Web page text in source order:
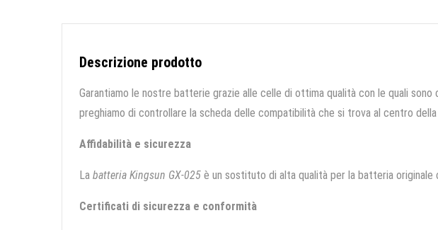
Descrizione prodotto
Garantiamo le nostre batterie grazie alle celle di ottima qualità con le quali
preghiamo di controllare la scheda delle compatibilità che si trova al centro
Affidabilità e sicurezza
La batteria Kingsun GX-025 è un sostituto di alta qualità per la batteria
Certificati di sicurezza e conformità